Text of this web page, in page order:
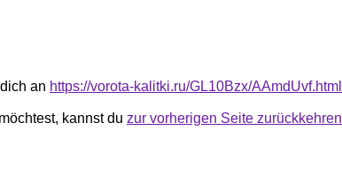
an https://vorota-kalitki.ru/GL10Bzx/AAmdUvf.html
kannst du zur vorherigen Seite zurückkehren